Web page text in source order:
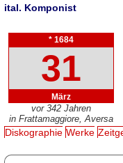
ital. Komponist
* 1684
31
März
vor 342 Jahren
in Frattamaggiore, Aversa
Diskographie Werke